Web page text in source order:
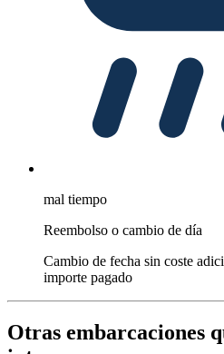
mal tiempo
Reembolso o cambio de día
Cambio de fecha sin coste
importe pagado
Otras embarcaciones